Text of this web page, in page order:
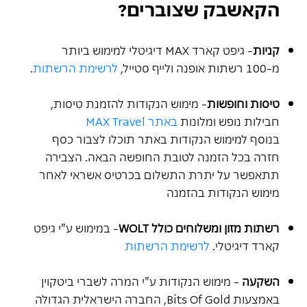
הקאשבק שצוברים?
קניות
- גיפט קארד MAX דיגיטלי למימוש ביותר
מ-100 רשתות אופנה ולייף סטייל,
לרשימת הרשתות.
טיסות וחופשות- מימוש הנקודות להזמנת טיסות,
חבילות נופש ומלונות באתר MAX Travel
בנוסף למימוש הנקודות באתר תוכלו לצבור כסף
חזרה בכל הזמנה לטובת החופשה הבאה. הצבירה
תתאפשר על יתרת התשלום בכרטיס אשראי לאחר
מימוש הנקודות בהזמנה
רשתות מזון ומשלוחים כולל WOLT
- במימוש ע"י גיפט
קארד דיגיטלי. לרשימת הרשתות
השקעה - מימוש הנקודות ע"י המרה לשברי ביטקוין
באמצעות Bits Of Gold, החברה הישראלית הגדולה